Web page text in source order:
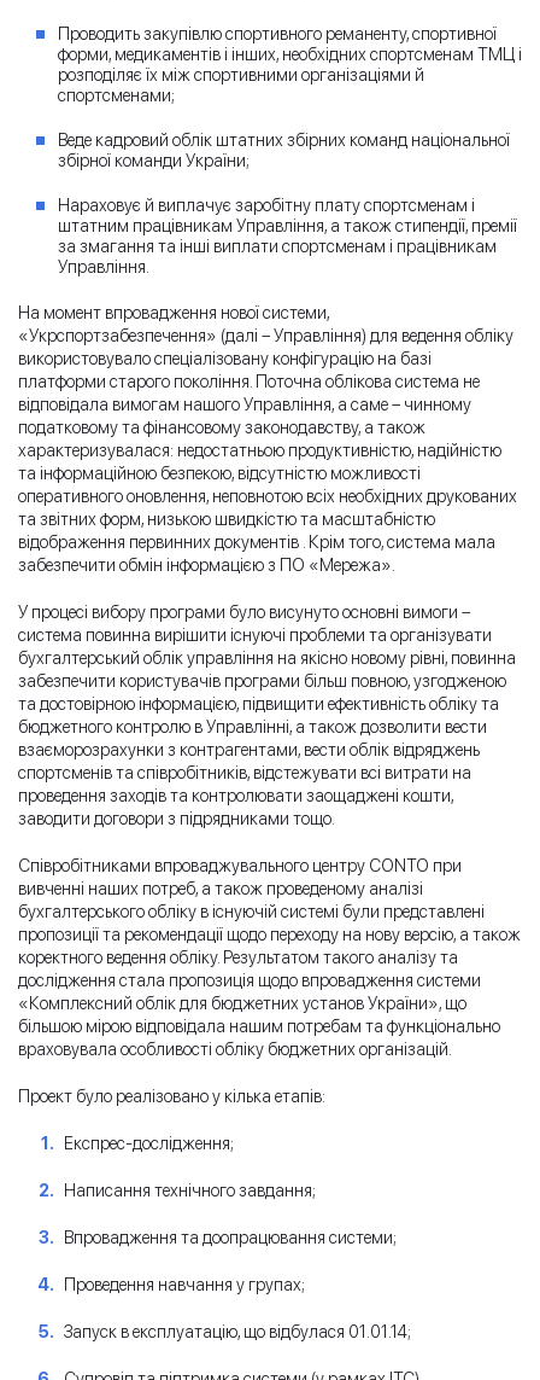
Проводить закупівлю спортивного реманенту, спортивної
форми, медикаментів і інших, необхідних спортсменам ТМЦ і
розподіляє їх між спортивними організаціями й
спортсменами;
Веде кадровий облік штатних збірних команд національної
збірної команди України;
Нараховує й виплачує заробітну плату спортсменам і
штатним працівникам Управління, а також стипендії, премії
за змагання та інші виплати спортсменам і працівникам
Управління.
На момент впровадження нової системи,
«Укрспортзабезпечення» (далі – Управління) для ведення обліку
використовувало спеціалізовану конфігурацію на базі
платформи старого покоління. Поточна облікова система не
відповідала вимогам нашого Управління, а саме – чинному
податковому та фінансовому законодавству, а також
характеризувалася: недостатньою продуктивністю, надійністю
та інформаційною безпекою, відсутністю можливості
оперативного оновлення, неповнотою всіх необхідних друкованих
та звітних форм, низькою швидкістю та масштабністю
відображення первинних документів . Крім того, система мала
забезпечити обмін інформацією з ПО «Мережа».
У процесі вибору програми було висунуто основні вимоги –
система повинна вирішити існуючі проблеми та організувати
бухгалтерський облік управління на якісно новому рівні, повинна
забезпечити користувачів програми більш повною, узгодженою
та достовірною інформацією, підвищити ефективність обліку та
бюджетного контролю в Управлінні, а також дозволити вести
взаєморозрахунки з контрагентами, вести облік відряджень
спортсменів та співробітників, відстежувати всі витрати на
проведення заходів та контролювати заощаджені кошти,
заводити договори з підрядниками тощо.
Співробітниками впроваджувального центру CONTO при
вивченні наших потреб, а також проведеному аналізі
бухгалтерського обліку в існуючій системі були представлені
пропозиції та рекомендації щодо переходу на нову версію, а також
коректного ведення обліку. Результатом такого аналізу та
дослідження стала пропозиція щодо впровадження системи
«Комплексний облік для бюджетних установ України», що
більшою мірою відповідала нашим потребам та функціонально
враховувала особливості обліку бюджетних організацій.
Проект було реалізовано у кілька етапів:
Експрес-дослідження;
Написання технічного завдання;
Впровадження та доопрацювання системи;
Проведення навчання у групах;
Запуск в експлуатацію, що відбулася 01.01.14;